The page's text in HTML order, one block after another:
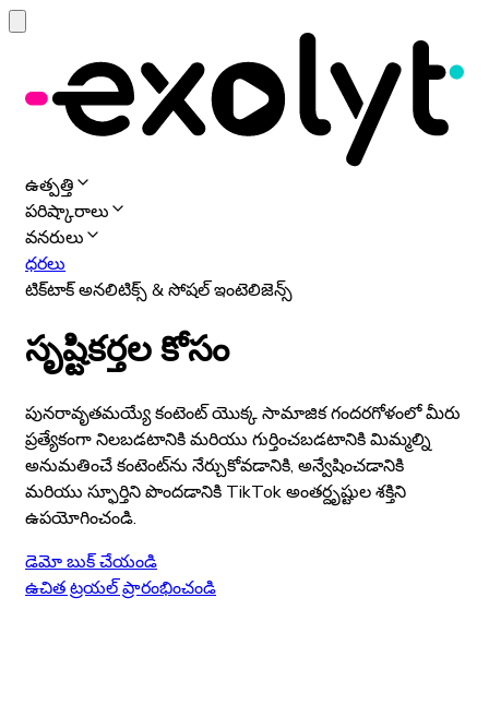
ఉత్పత్తి
పరిష్కారాలు
వనరులు
ధరలు
టిక్‌టాక్ అనలిటిక్స్ & సోషల్ ఇంటెలిజెన్స్
సృష్టికర్తల కోసం
పునరావృతమయ్యే కంటెంట్ యొక్క సామాజిక గందరగోళంలో మీరు
ప్రత్యేకంగా నిలబడటానికి మరియు గుర్తించబడటానికి మిమ్మల్ని
అనుమతించే కంటెంట్‌ను నేర్చుకోవడానికి, అన్వేషించడానికి
మరియు స్ఫూర్తిని పొందడానికి TikTok అంతర్దృష్టుల శక్తిని
ఉపయోగించండి.
డెమో బుక్ చేయండి
ఉచిత ట్రయల్ ప్రారంభించండి